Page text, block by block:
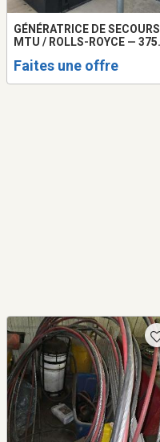
GÉNÉRATRICE DE SECOURS
MTU / ROLLS-ROYCE — 375
Faites une offre